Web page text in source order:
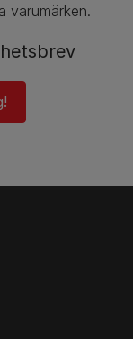
varumärken.